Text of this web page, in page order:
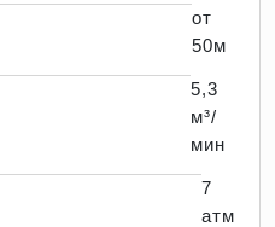
от
50м
5,3
м³/
мин
7
атм